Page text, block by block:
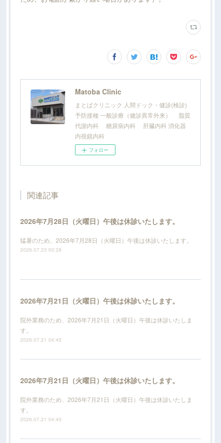
Matoba Clinic
まとばクリニック 人間ドック・健診(検診)
予防接種 一般診療（健診異常外来） 脂質
代謝内科 糖尿病内科 肝臓内科 消化器
内視鏡内科
フォロー
関連記事
2026年7月28日（火曜日）午後は休診いたします。
猛暑のため、2026年7月28日（火曜日）午後は休診いたします。
2026.07.23 00:28
2026年7月21日（火曜日）午後は休診いたします。
院外業務のため、2026年7月21日（火曜日）午後は休診いたしま
す。
2026.07.21 04:45
2026年7月21日（火曜日）午後は休診いたします。
院外業務のため、2026年7月21日（火曜日）午後は休診いたしま
す。
2026.07.21 04:45